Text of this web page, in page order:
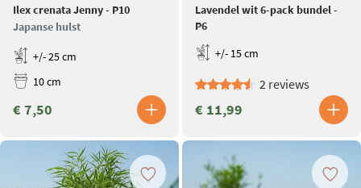
Ilex crenata Jenny - P10
Japanse hulst
+/- 25 cm
10 cm
€ 7,50
Lavendel wit 6-pack bundel -
P6
+/- 15 cm
2 reviews
€ 11,99